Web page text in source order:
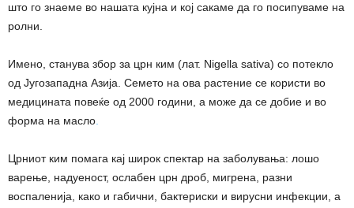
што го знаеме во нашата кујна и кој сакаме да го посипуваме на
ролни.
Имено, станува збор за црн ким (лат. Nigella sativa) со потекло
од Југозападна Азија. Семето на ова растение се користи во
медицината повеќе од 2000 години, а може да се добие и во
форма на масло.
Црниот ким помага кај широк спектар на заболувања: лошо
варење, надуеност, ослабен црн дроб, мигрена, разни
воспаленија, како и габични, бактериски и вирусни инфекции, а